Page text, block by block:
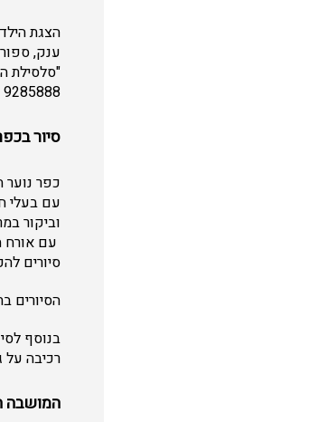
הצגת
ענק,
9285888
סיור
כפר נוער
עם בעלי
וביקור
עם אורח
סיורים
הסיורים בתאריכים 14+16/5 בשעות: 11:00, 13:30.
בנוסף
רכיבה על
המושבה